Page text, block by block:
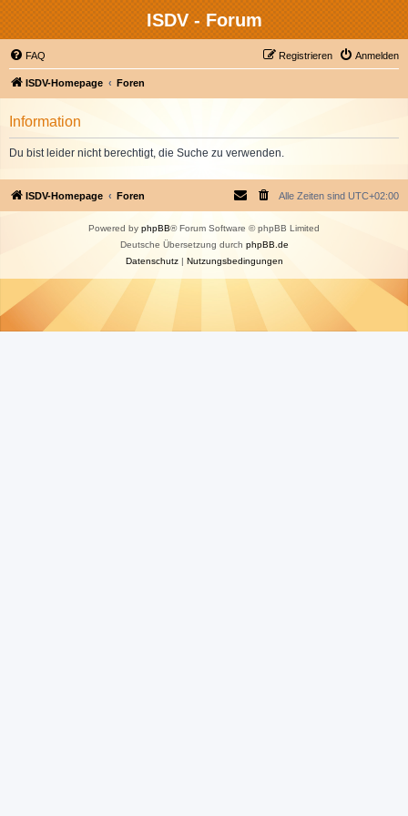
ISDV - Forum
FAQ Anmelden
Registrieren
ISDV-Homepage Foren
Information
Du bist leider nicht berechtigt, die Suche zu verwenden.
ISDV-Homepage Foren Alle Zeiten sind UTC+02:00
Powered by phpBB® Forum Software © phpBB Limited
Deutsche Übersetzung durch phpBB.de
Datenschutz| Nutzungsbedingungen